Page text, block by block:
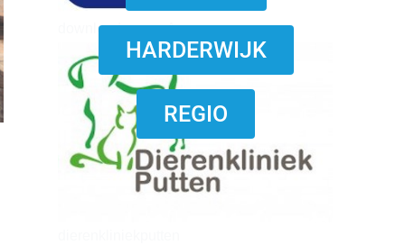
download onzze App
HARDERWIJK
REGIO